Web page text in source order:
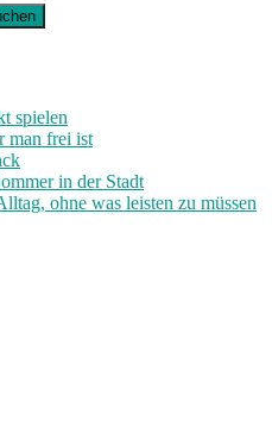
spielen
man frei ist
in der Stadt
ohne was leisten zu müssen